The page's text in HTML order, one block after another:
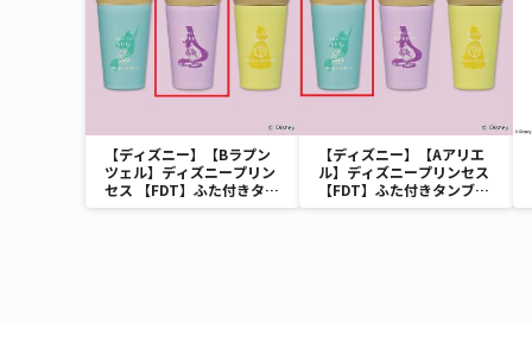
【ディズニー】【Bラプン
ツェル】ディズニープリン
セス 【FDT】ふた付きタン
ブラー
【ディズニー】【Aアリエ
ル】ディズニープリンセス
【FDT】ふた付きタンブラ
ー